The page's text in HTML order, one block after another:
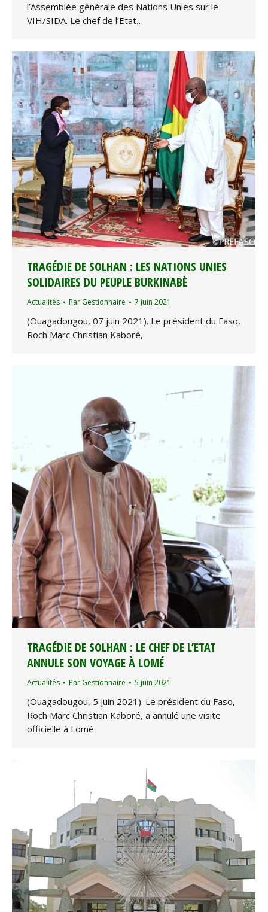
l’Assemblée générale des Nations Unies sur le
VIH/SIDA. Le chef de l’Etat…
TRAGÉDIE DE SOLHAN : LES NATIONS UNIES
SOLIDAIRES DU PEUPLE BURKINABÈ
Actualités Par Gestionnaire 7 juin 2021
(Ouagadougou, 07 juin 2021). Le président du Faso,
Roch Marc Christian Kaboré,
TRAGÉDIE DE SOLHAN : LE CHEF DE L’ETAT
ANNULE SON VOYAGE À LOMÉ
Actualités Par Gestionnaire 5 juin 2021
(Ouagadougou, 5 juin 2021). Le président du Faso,
Roch Marc Christian Kaboré, a annulé une visite
officielle à Lomé